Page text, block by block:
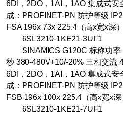
6DI，2DO，1AI，1AO 集成式安
成：PROFINET-PN 防护等级
FSA 196x 73x 225.4（高x宽x深
6SL3210-1KE21-3UF1
SINAMICS G120C 标称功率
秒 380-480V+10/-20% 三相交流
6DI，2DO，1AI，1AO 集成式安
成：PROFINET-PN 防护等级
FSB 196x 100x 225.4（高x宽x
6SL3210-1KE21-7UF1